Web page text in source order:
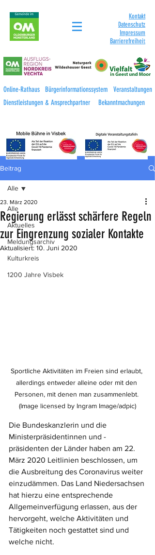
Kontakt
Datenschutz
Impressum
Barrierefreiheit
Online-Rathaus Bürgerinformationssystem
Veranstaltungen
Dienstleistungen & Ansprechpartner
Bekanntmachungen
Beitrag
Alle
Aktuelles
Meldungsarchiv
Kulturkreis
1200 Jahre Visbek
Alle
Regierung erlässt schärfere Regeln
zur Eingrenzung sozialer Kontakte
23. März 2020
Aktualisiert: 10. Juni 2020
Sportliche Aktivitäten im Freien sind erlaubt,
allerdings entweder alleine oder mit den
Personen, mit denen man zusammenlebt.
(Image licensed by Ingram Image/adpic)
Die Bundeskanzlerin und die
Ministerpräsidentinnen und -
präsidenten der Länder haben am 22.
März 2020 Leitlinien beschlossen, um
die Ausbreitung des Coronavirus weiter
einzudämmen. Das Land Niedersachsen
hat hierzu eine entsprechende
Allgemeinverfügung erlassen, aus der
hervorgeht, welche Aktivitäten und
Tätigkeiten noch gestattet sind und
welche nicht.